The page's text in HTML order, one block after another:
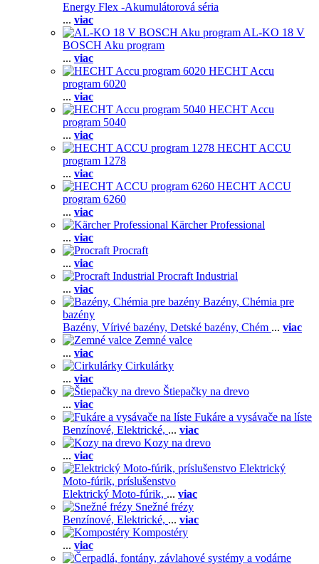
Energy Flex -Akumulátorová séria
... viac
AL-KO 18 V
BOSCH Aku program
... viac
HECHT Accu
program 6020
... viac
HECHT Accu
program 5040
... viac
HECHT ACCU
program 1278
... viac
HECHT ACCU
program 6260
... viac
Kärcher Professional
... viac
Procraft
... viac
Procraft Industrial
... viac
Bazény, Chémia pre
bazény
Bazény, Vírivé bazény, Detské bazény, Chém ... viac
Zemné valce
... viac
Cirkulárky
... viac
Štiepačky na drevo
... viac
Fukáre a vysávače na líste
Benzínové, Elektrické, ... viac
Kozy na drevo
... viac
Elektrický
Moto-fúrik, príslušenstvo
Elektrický Moto-fúrik, ... viac
Snežné frézy
Benzínové, Elektrické, ... viac
Kompostéry
... viac